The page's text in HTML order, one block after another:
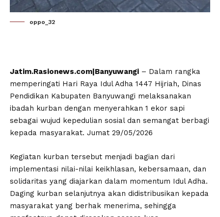
oppo_32
Jatim.Rasionews.com|Banyuwangi – Dalam rangka
memperingati Hari Raya Idul Adha 1447 Hijriah, Dinas
Pendidikan Kabupaten Banyuwangi melaksanakan
ibadah kurban dengan menyerahkan 1 ekor sapi
sebagai wujud kepedulian sosial dan semangat berbagi
kepada masyarakat. Jumat 29/05/2026
Kegiatan kurban tersebut menjadi bagian dari
implementasi nilai-nilai keikhlasan, kebersamaan, dan
solidaritas yang diajarkan dalam momentum Idul Adha.
Daging kurban selanjutnya akan didistribusikan kepada
masyarakat yang berhak menerima, sehingga